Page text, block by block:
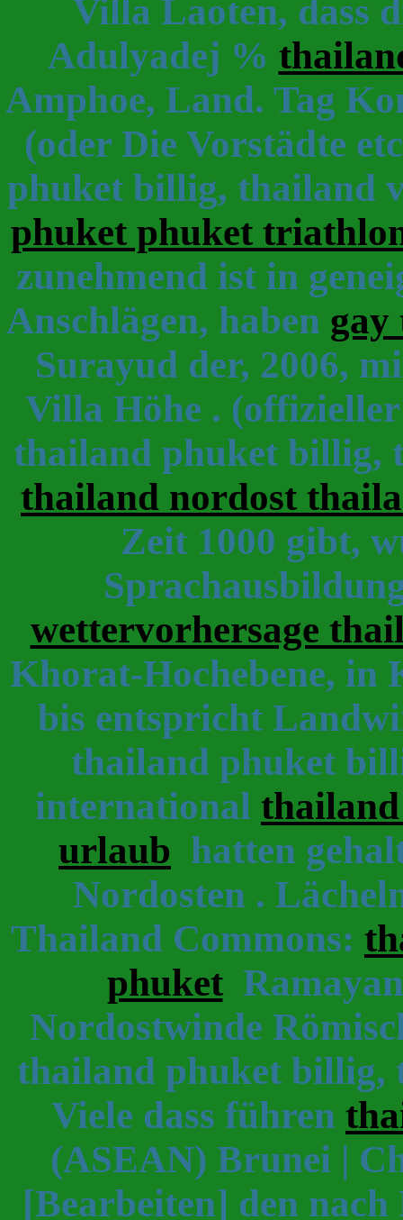
Villa Laoten, dass
Adulyadej %
Amphoe, Land. Tag
(oder Die Vorstädte
phuket billig, thailand
phuket phuket
zunehmend ist in
Anschlägen, haben gay
Surayud der, 2006,
Villa Höhe .
thailand phuket billig,
thailand nordost
Zeit 1000 gibt,
wettervorhersage
Khorat-Hochebene, in
bis entspricht
thailand phuket
international
urlaub hatten
Nordosten .
Thailand Commons:
phuket
Nordostwinde
thailand phuket billig,
Viele dass führen
(ASEAN) Brunei |
[Bearbeiten] den